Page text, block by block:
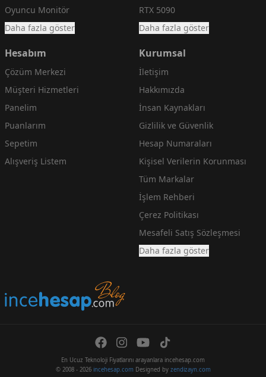
Oyuncu Monitör
Daha fazla göster
RTX 5090
Daha fazla göster
Hesabım
Çözüm Merkezi
Müşteri Hizmetleri
Panelim
Puanlarım
Sepetim
Alışveriş Listem
Kurumsal
İletişim
Hakkımızda
İnsan Kaynakları
Gizlilik ve Güvenlik
Hesap Numaraları
Kişisel Verilerin Korunması
Tüm Markalar
İşlem Rehberi
Çerez Politikası
Mesafeli Satış Sözleşmesi
Daha fazla göster
En Ucuz Teknoloji Fiyatlarını arayanlara incehesap.com
© 2008 - 2026 incehesap.comDesigned by zendizayn.com